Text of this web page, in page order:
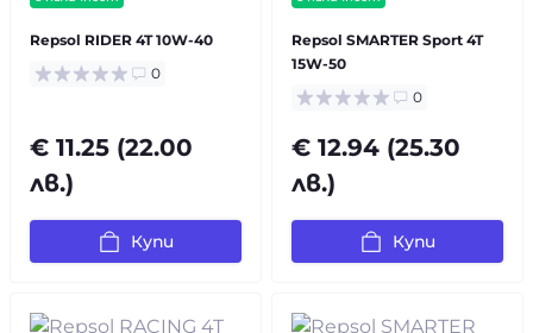
Repsol RIDER 4T 10W-40
0
€ 11.25 (22.00
лв.)
Купи
Repsol SMARTER Sport 4T
15W-50
0
€ 12.94 (25.30
лв.)
Купи